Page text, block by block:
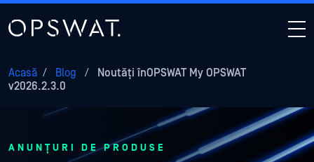
Acasă / Blog /
Noutăți înOPSWAT My OPSWAT
v2026.2.3.0
ANUNȚURI DE PRODUSE